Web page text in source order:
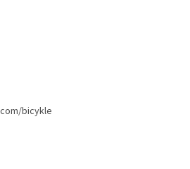
bicykle